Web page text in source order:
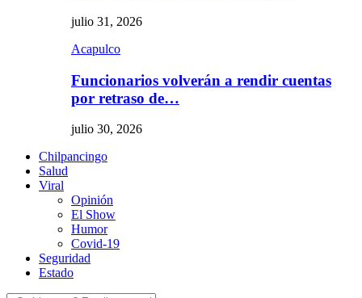
julio 31, 2026
Acapulco
Funcionarios volverán a rendir cuentas
por retraso de…
julio 30, 2026
Chilpancingo
Salud
Viral
Opinión
El Show
Humor
Covid-19
Seguridad
Estado